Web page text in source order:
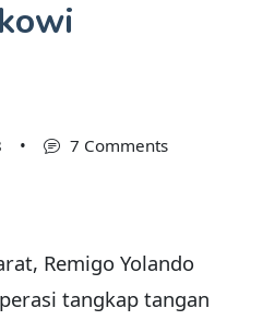
• 7 Comments
Remigo Yolando
tangkap tangan